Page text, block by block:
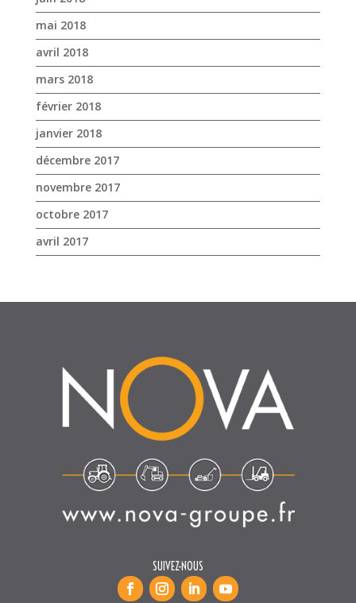
mai 2018
avril 2018
mars 2018
février 2018
janvier 2018
décembre 2017
novembre 2017
octobre 2017
avril 2017
SUIVEZ-NOUS